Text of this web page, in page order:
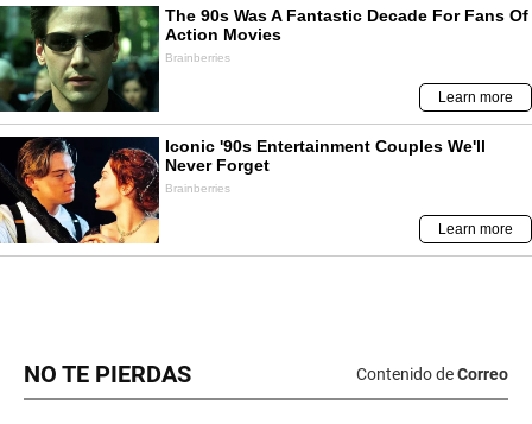
NO TE PIERDAS Contenido deCorreo